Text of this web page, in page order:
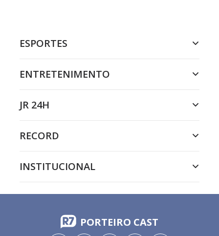
ESPORTES
ENTRETENIMENTO
JR 24H
RECORD
INSTITUCIONAL
PORTEIRO CAST